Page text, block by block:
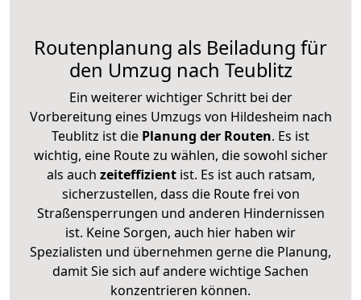
Routenplanung als Beiladung für
den Umzug nach Teublitz
Ein weiterer wichtiger Schritt bei der
Vorbereitung eines Umzugs von Hildesheim nach
Teublitz ist die Planung der Routen. Es ist
wichtig, eine Route zu wählen, die sowohl sicher
als auch zeiteffizientist. Es ist auch ratsam,
sicherzustellen, dass die Route frei von
Straßensperrungen und anderen Hindernissen
ist. Keine Sorgen, auch hier haben wir
Spezialisten und übernehmen gerne die Planung,
damit Sie sich auf andere wichtige Sachen
konzentrieren können.